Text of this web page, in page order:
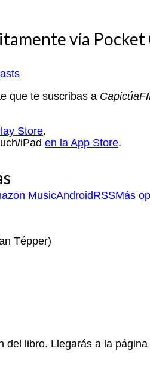
vía Pocket
que te suscribas a
Store.
iPad en la App Store.
MusicAndroidRSSMás
Tépper)
del libro. Llegarás a la